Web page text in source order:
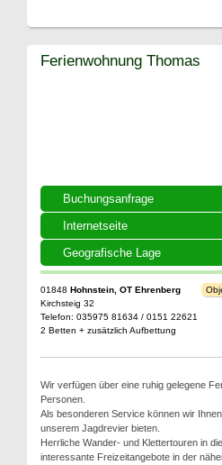
Buchungsanfrage
Internetseite
Geografische Lage
Ferienwohnung Thomas
01848 Hohnstein, OT Ehrenberg
Kirchsteig 32
Telefon: 035975 81634 / 0151 22621
2 Betten + zusätzlich Aufbettung
Wir verfügen über eine ruhig gelegene
Personen.
Als besonderen Service können wir
unserem Jagdrevier bieten.
Herrliche Wander- und Klettertouren in
interessante Freizeitangebote in der